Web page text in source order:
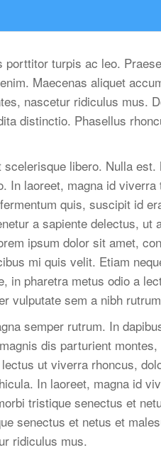
turpis ac leo.
Maecenas aliquet
nascetur ridiculus mus.
distinctio. Phasellus
libero. Nulla
laoreet, magna id
quis, suscipit id
a sapiente delectus, ut
ipsum dolor sit amet,
mi quis velit. Etiam
in pharetra metus odio a
vulputate sem a nibh
semper rutrum. In
dis parturient
ut viverra rhoncus,
In laoreet, magna id
tristique senectus et
senectus et netus et
ridiculus mus.